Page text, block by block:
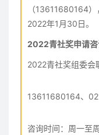
（13611680164
2022年1月30日。
2022青社奖申请咨
2022青社奖组委会
13611680164、
咨询时间： 周一至